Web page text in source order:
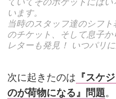
ていてそのポケットには
います。
当時のスタッフ達のシフ
のチケット、そして息子
レターも発見！ いつパリ
次に起きたのは 『スケ
のが荷物になる』問題。